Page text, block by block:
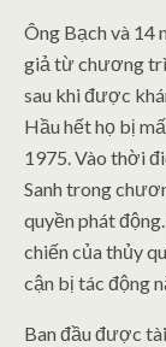
Ông Bạch và 14
giả từ chương
sau khi được
Hầu hết họ bị
1975. Vào thời
Sanh trong
quyền phát
chiến của thủy
cận bị tác động
Ban đầu được